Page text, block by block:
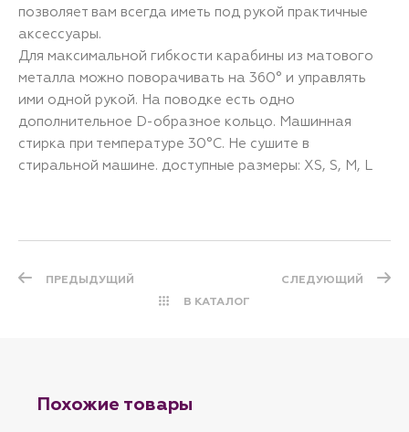
позволяет вам всегда иметь под рукой практичные
аксессуары.
Для максимальной гибкости карабины из матового
металла можно поворачивать на 360° и управлять
ими одной рукой. На поводке есть одно
дополнительное D-образное кольцо. Машинная
стирка при температуре 30°C. Не сушите в
стиральной машине. доступные размеры: XS, S, M, L
ПРЕДЫДУЩИЙ
В КАТАЛОГ
СЛЕДУЮЩИЙ
Похожие товары